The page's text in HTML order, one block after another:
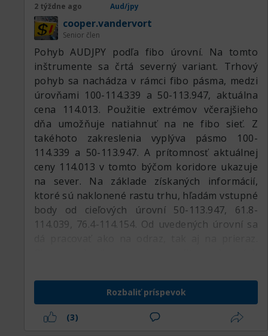
rozdiel od niektorých. Tých, čo majú všetky
zdroje na to, aby žili dobre. Tu je medvedia
divergencia na indikátore MACD, ale koľko ich
už bolo na rôznych indikátoroch a všetky sú
polámané. Táto akoby začína fungovať. Dávali
nejaký relatívne malý odraz, naberali nových
predajcov a išli ďalej hore. A pravdepodobne
tento rast ešte neskončil, koniec ani kraj
nevidno. Ak niekto veľký potrebuje tlačiť v
jednom smere, všetky technické signály na
разворот ho nezaujímajú. Kým sa nevytvorí
normálna formácia na разворот, ťažko
očakávať výraznejší pokles. Aspoň sa podarilo
vykĺznuť nadol z aktuálneho rastového kanála.
Predpokladal som, že dokážu dotiahnuť cenu k
úrovni 23.6 podľa korekčnej siete Fibonacciho,
odrazu nahor a predpokladal som druhú vlnu k
prerazenému kanálu. Ale ukázalo sa, že cenu
znovu natlačili hore za vrch a spúšťajú ju,
2 týždne ago Aud/jpy
cooper.vandervort
Senior člen
Pohyb AUDJPY podľa fibo úrovní. Na tomto
inštrumente sa črtá severný variant. Trhový
pohyb sa nachádza v rámci fibo pásma, medzi
úrovňami 100-114.339 a 50-113.947, aktuálna
cena 114.013. Použitie extrémov včerajšieho
dňa umožňuje natiahnuť na ne fibo sieť. Z
takéhoto zakreslenia vyplýva pásmo 100-
114.339 a 50-113.947. A prítomnosť aktuálnej
ceny 114.013 v tomto býčom koridore ukazuje
na sever. Na základe získaných informácií,
ktoré sú naklonené rastu trhu, hľadám vstupné
body od cieľových úrovní 50-113.947, 61.8-
114.039, 76.4-114.154. Od uvedených úrovní sa
čoho budem mať veľkú radosť. Nie je vylúčené,
že všetko môže ísť mimo plánu, medvede
prejavia záujem, ktorý zavedie trh pod pásmo,
priamo pod úroveň 50-113.947. Tejto medvedej
Rozbaliť príspevok
(3)